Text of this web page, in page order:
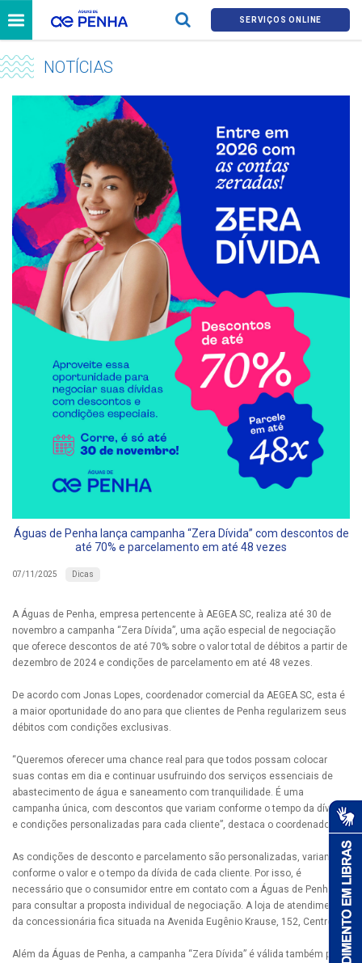
SERVIÇOS ONLINE
NOTÍCIAS
Águas de Penha lança campanha “Zera Dívida” com descontos de
até 70% e parcelamento em até 48 vezes
07/11/2025 Dicas
A Águas de Penha, empresa pertencente à AEGEA SC, realiza até 30 de
novembro a campanha “Zera Dívida”, uma ação especial de negociação
que oferece descontos de até 70% sobre o valor total de débitos a partir de
dezembro de 2024 e condições de parcelamento em até 48 vezes.
De acordo com Jonas Lopes, coordenador comercial da AEGEA SC, esta é
a maior oportunidade do ano para que clientes de Penha regularizem seus
débitos com condições exclusivas.
“Queremos oferecer uma chance real para que todos possam colocar
suas contas em dia e continuar usufruindo dos serviços essenciais de
abastecimento de água e saneamento com tranquilidade. É uma
campanha única, com descontos que variam conforme o tempo da dívida
e condições personalizadas para cada cliente”, destaca o coordenador.
As condições de desconto e parcelamento são personalizadas, variando
conforme o valor e o tempo da dívida de cada cliente. Por isso, é
necessário que o consumidor entre em contato com a Águas de Penha
para consultar a proposta individual de negociação. A loja de atendimento
da concessionária fica situada na Avenida Eugênio Krause, 152, Centro.
Além da Águas de Penha, a campanha “Zera Dívida” é válida também para